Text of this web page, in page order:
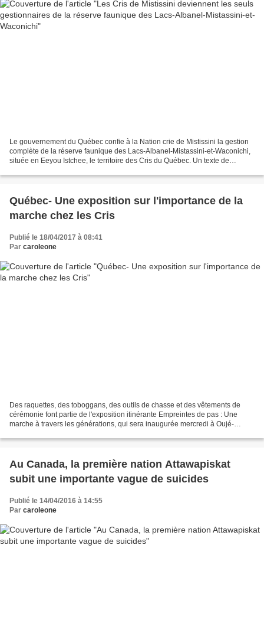
Le gouvernement du Québec confie à la Nation crie de Mistissini la gestion
complète de la réserve faunique des Lacs-Albanel-Mistassini-et-Waconichi,
située en Eeyou Istchee, le territoire des Cris du Québec. Un texte de
Québec- Une exposition sur l'importance de la
marche chez les Cris
Publié le 18/04/2017 à 08:41
Par caroleone
Des raquettes, des toboggans, des outils de chasse et des vêtements de
cérémonie font partie de l'exposition itinérante Empreintes de pas : Une
marche à travers les générations, qui sera inaugurée mercredi à Oujé-
Au Canada, la première nation Attawapiskat
subit une importante vague de suicides
Publié le 14/04/2016 à 14:55
Par caroleone